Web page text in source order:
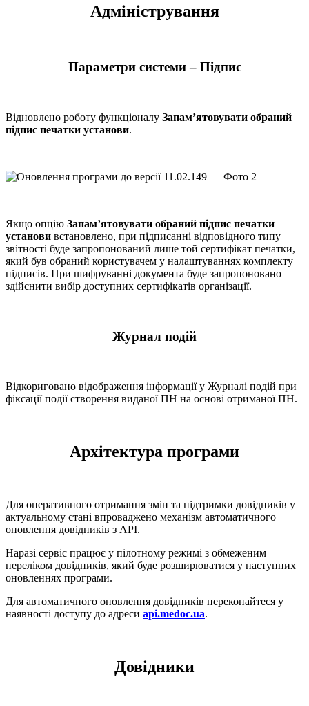
Адміністрування
Параметри системи – Підпис
Відновлено роботу функціоналу Запам’ятовувати обраний
підпис печатки установи.
Якщо опцію Запам’ятовувати обраний підпис печатки
установи встановлено, при підписанні відповідного типу
звітності буде запропонований лише той сертифікат печатки,
який був обраний користувачем у налаштуваннях комплекту
підписів. При шифруванні документа буде запропоновано
здійснити вибір доступних сертифікатів організації.
Журнал подій
Відкориговано відображення інформації у Журналі подій при
фіксації події створення виданої ПН на основі отриманої ПН.
Архітектура програми
Для оперативного отримання змін та підтримки довідників у
актуальному стані впроваджено механізм автоматичного
оновлення довідників з API.
Наразі сервіс працює у пілотному режимі з обмеженим
переліком довідників, який буде розширюватися у наступних
оновленнях програми.
Для автоматичного оновлення довідників переконайтеся у
наявності доступу до адреси api.medoc.ua.
Довідники